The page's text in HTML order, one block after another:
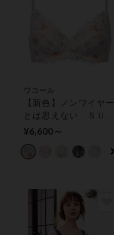
ワコール
【新色】ノンワイヤー
とは思えない ＳＵＨ
ＡＤＡ ＯＮＥ ３／
イヤーブラ）
¥6,600～